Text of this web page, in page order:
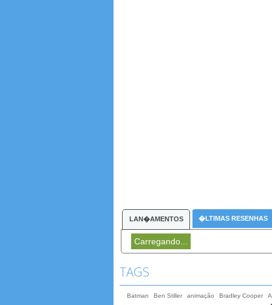
LAN�AMENTOS �LTIMAS RESENHAS
Carregando...
TAGS
Batman Ben Stiller animação Bradley Cooper